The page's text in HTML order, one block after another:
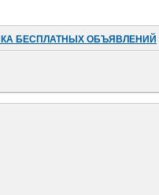
БЕСПЛАТНЫХ ОБЪЯВЛЕНИЙ